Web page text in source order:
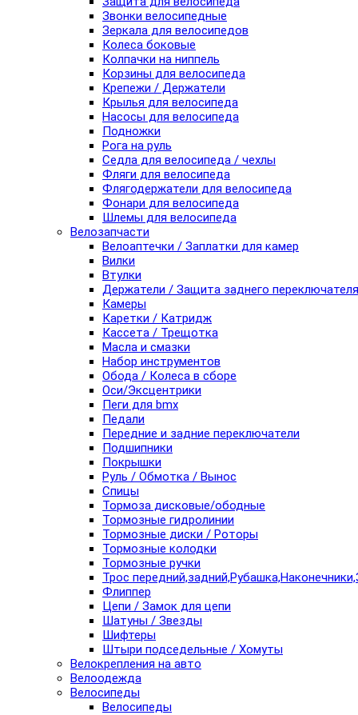
Звонки велосипедные
Зеркала для велосипедов
Колеса боковые
Колпачки на ниппель
Корзины для велосипеда
Крепежи / Держатели
Крылья для велосипеда
Насосы для велосипеда
Подножки
Рога на руль
Седла для велосипеда / чехлы
Фляги для велосипеда
Флягодержатели для велосипеда
Фонари для велосипеда
Шлемы для велосипеда
Велозапчасти
Велоаптечки / Заплатки для камер
Вилки
Втулки
Держатели / Защита заднего переключателя
Камеры
Каретки / Катридж
Кассета / Трещотка
Масла и смазки
Набор инструментов
Обода / Колеса в сборе
Оси/Эксцентрики
Пеги для bmx
Педали
Передние и задние переключатели
Подшипники
Покрышки
Руль / Обмотка / Вынос
Спицы
Тормоза дисковые/ободные
Тормозные гидролинии
Тормозные диски / Роторы
Тормозные колодки
Тормозные ручки
Трос
Флиппер
Цепи / Замок для цепи
Шатуны / Звезды
Шифтеры
Штыри подседельные / Хомуты
Велокрепления на авто
Велоодежда
Велосипеды
Велосипеды